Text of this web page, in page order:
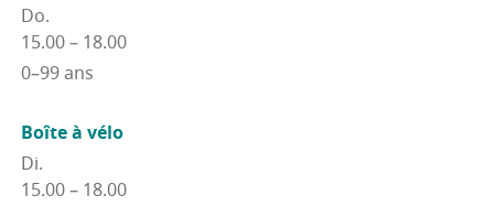
Do.
15.00 – 18.00
0–99 ans
Boîte à vélo
Di.
15.00 – 18.00